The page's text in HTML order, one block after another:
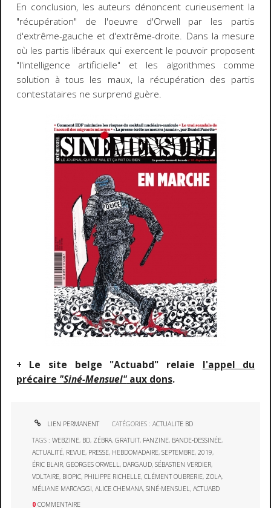
En conclusion, les auteurs dénoncent curieusement la
"récupération" de l'oeuvre d'Orwell par les partis
d'extrême-gauche et d'extrême-droite. Dans la mesure
où les partis libéraux qui exercent le pouvoir proposent
"l'intelligence artificielle" et les algorithmes comme
solution à tous les maux, la récupération des partis
contestataires ne surprend guère.
+ Le site belge "Actuabd" relaie l'appel du
précaire "Siné-Mensuel"aux dons.
LIEN PERMANENT CATÉGORIES :ACTUALITE BD
TAGS :WEBZINE, BD, ZÉBRA,GRATUIT, FANZINE, BANDE-DESSINÉE,
ACTUALITÉ, REVUE, PRESSE, HEBDOMADAIRE,SEPTEMBRE,2019,
ÉRIC BLAIR,GEORGES ORWELL , DARGAUD,SÉBASTIEN VERDIER,
VOLTAIRE, BIOPIC, PHILIPPE RICHELLE,CLÉMENT OUBRERIE, ZOLA,
MÉLIANE MARCAGGI,ALICE CHEMANA,SINÉ-MENSUEL ,ACTUABD
0 COMMENTAIRE